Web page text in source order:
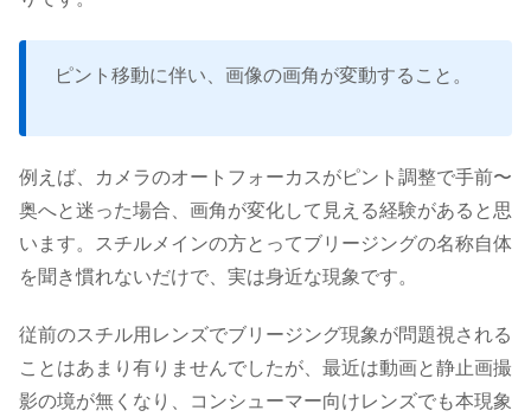
ピント移動に伴い、画像の画角が変動すること。
例えば、カメラのオートフォーカスがピント調整で手前〜
奥へと迷った場合、画角が変化して見える経験があると思
います。スチルメインの方とってブリージングの名称自体
を聞き慣れないだけで、実は身近な現象です。
従前のスチル用レンズでブリージング現象が問題視される
ことはあまり有りませんでしたが、最近は動画と静止画撮
影の境が無くなり、コンシューマー向けレンズでも本現象